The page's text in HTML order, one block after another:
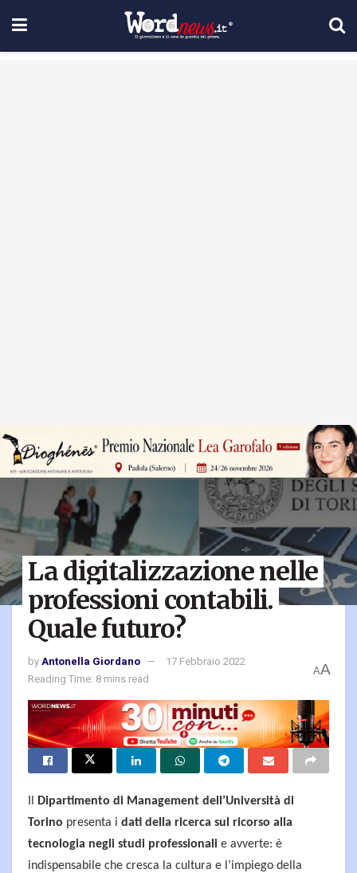
La digitalizzazione nelle
professioni contabili.
Quale futuro?
byAntonella Giordano
17 Febbraio 2022
Reading Time: 8 mins read
AA
Dipartimento di Management dell’Università di
Torino presenta i dati della ricerca sul ricorso alla
tecnologia negli studi professionali e avverte: è
indispensabile che cresca la cultura e l’impiego della